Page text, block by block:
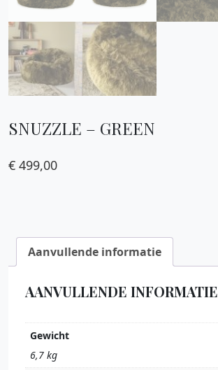
SNUZZLE – GREEN
€ 499,00
Aanvullende informatie
AANVULLENDE INFORMATIE
Gewicht
6,7 kg